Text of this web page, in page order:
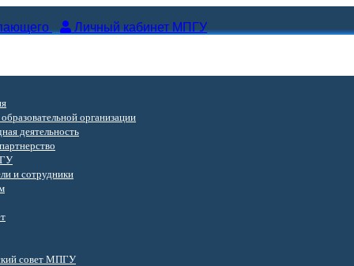
Личный кабинет МПГУ
организации
деятельность
и сотрудники
совет МПГУ